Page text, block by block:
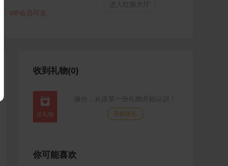
VIP会员可见
进入红娘大厅
收到礼物(0)
 缘分，从送第一份礼物开始认识！
开始送礼
你可能喜欢